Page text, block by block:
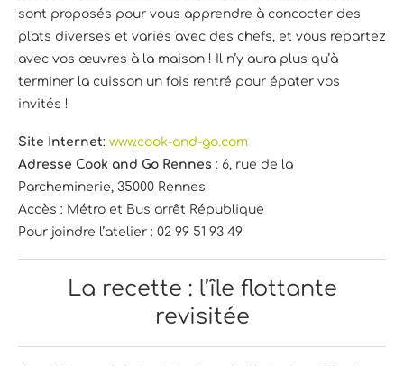
sont proposés pour vous apprendre à concocter des
plats diverses et variés avec des chefs, et vous repartez
avec vos œuvres à la maison ! Il n’y aura plus qu’à
terminer la cuisson un fois rentré pour épater vos
invités !
Site Internet: www.cook-and-go.com
Adresse Cook and Go Rennes : 6, rue de la
Parcheminerie, 35000 Rennes
Accès : Métro et Bus arrêt République
Pour joindre l’atelier : 02 99 51 93 49
La recette : l’île flottante
revisitée